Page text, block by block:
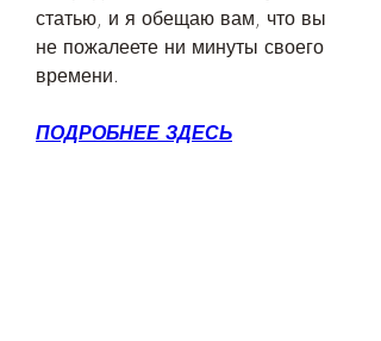
статью, и я обещаю вам, что вы
не пожалеете ни минуты своего
времени.
ПОДРОБНЕЕ ЗДЕСЬ